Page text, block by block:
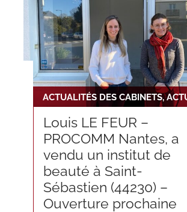
Louis LE FEUR –
PROCOMM Nantes, a
vendu un institut de
beauté à Saint-
Sébastien (44230) –
Ouverture prochaine